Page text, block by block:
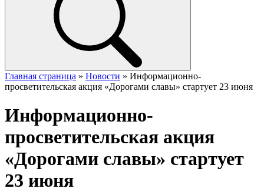
Главная страница » Новости » Информационно-
просветительская акция «Дорогами славы» стартует 23 июня
Информационно-
просветительская акция
«Дорогами славы» стартует
23 июня